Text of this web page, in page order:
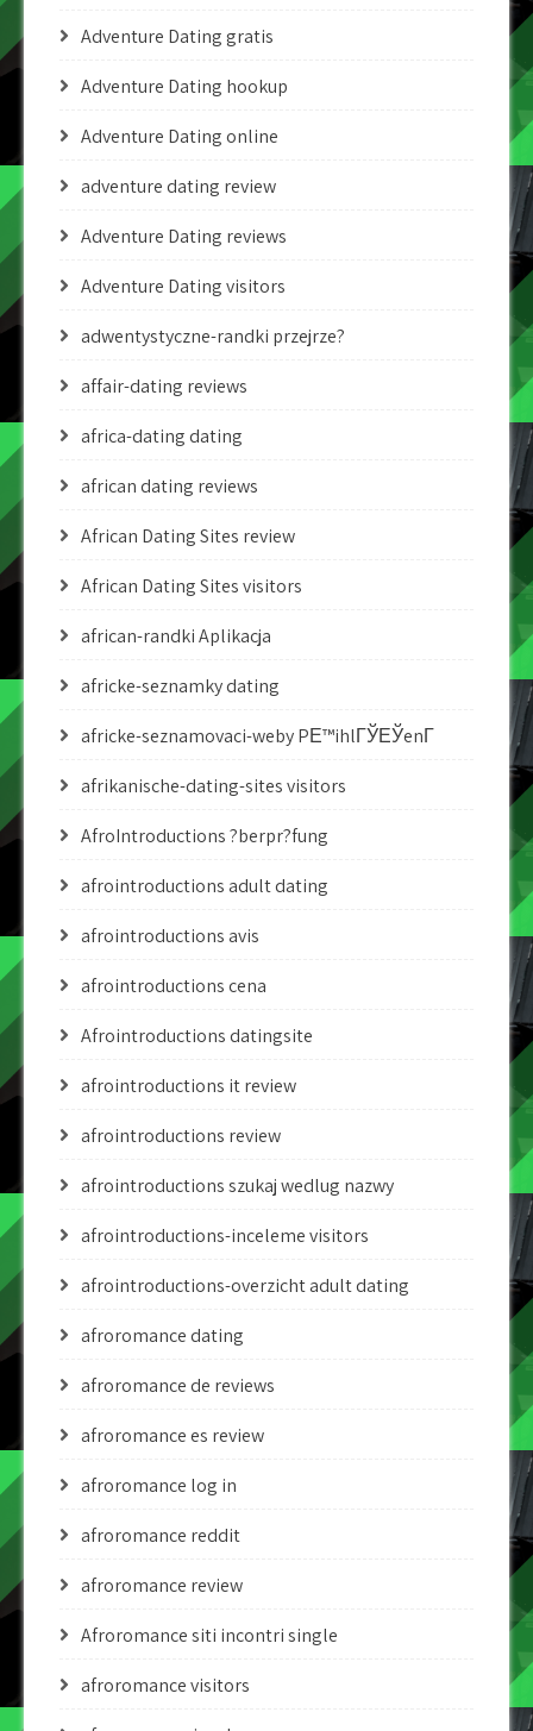
Adventure Dating gratis
Adventure Dating hookup
Adventure Dating online
adventure dating review
Adventure Dating reviews
Adventure Dating visitors
adwentystyczne-randki przejrze?
affair-dating reviews
africa-dating dating
african dating reviews
African Dating Sites review
African Dating Sites visitors
african-randki Aplikacja
africke-seznamky dating
africke-seznamovaci-weby PЕ™ihlГЎЕЎenГ­
afrikanische-dating-sites visitors
AfroIntroductions ?berpr?fung
afrointroductions adult dating
afrointroductions avis
afrointroductions cena
Afrointroductions datingsite
afrointroductions it review
afrointroductions review
afrointroductions szukaj wedlug nazwy
afrointroductions-inceleme visitors
afrointroductions-overzicht adult dating
afroromance dating
afroromance de reviews
afroromance es review
afroromance log in
afroromance reddit
afroromance review
Afroromance siti incontri single
afroromance visitors